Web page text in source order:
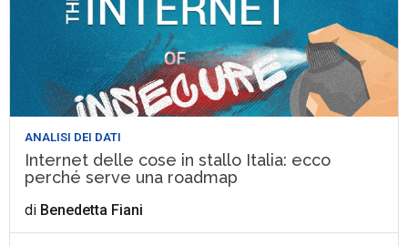
ANALISI DEI DATI
Internet delle cose in stallo Italia: ecco
perché serve una roadmap
di Benedetta Fiani